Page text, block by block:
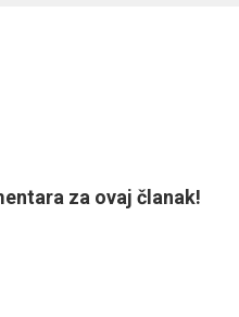
za ovaj članak!